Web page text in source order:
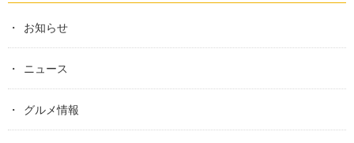
お知らせ
ニュース
グルメ情報